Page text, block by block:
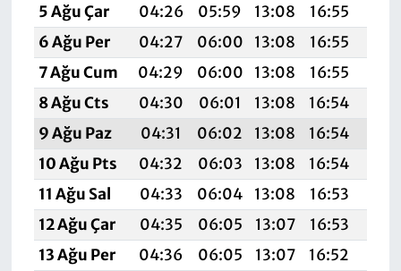
5 Ağu Çar
04:26 05:59 13:08 16:55
6 Ağu Per
04:27 06:00 13:08 16:55
7 Ağu Cum
04:29 06:00 13:08 16:55
8 Ağu Cts
04:30 06:01 13:08 16:54
9 Ağu Paz
04:31 06:02 13:08 16:54
10 Ağu Pts
04:32 06:03 13:08 16:54
11 Ağu Sal
04:33 06:04 13:08 16:53
12 Ağu Çar
04:35 06:05 13:07 16:53
13 Ağu Per
04:36 06:05 13:07 16:52